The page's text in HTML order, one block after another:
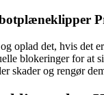
oplad det, hvis det
blokeringer for at
skader og rengør